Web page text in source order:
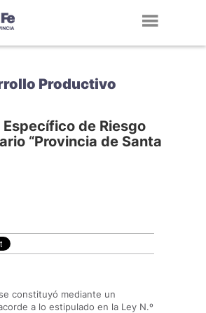
Productivo
Específico de Riesgo
“Provincia de Santa
constituyó mediante un
a lo estipulado en la Ley N.º